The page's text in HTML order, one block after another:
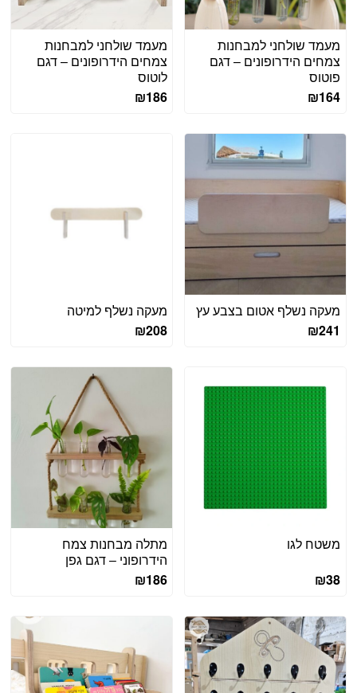
מעמד שולחני למבחנות
צמחים הידרופונים – דגם
פוטוס
₪164
מעמד שולחני למבחנות
צמחים הידרופונים – דגם
לוטוס
₪186
מעקה נשלף אטום בצבע עץ
₪241
מעקה נשלף למיטה
₪208
משטח לגו
₪38
מתלה מבחנות צמח
הידרופוני – דגם גפן
₪186